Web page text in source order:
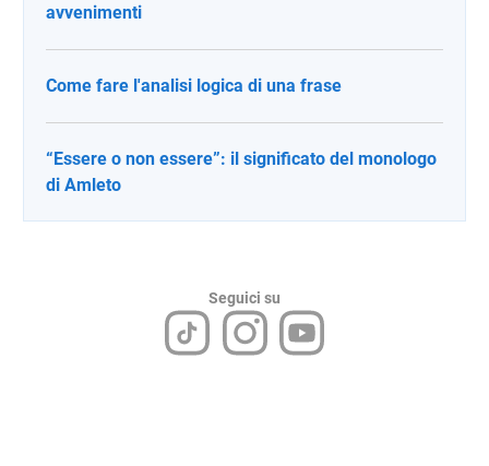
avvenimenti
Come fare l'analisi logica di una frase
“Essere o non essere”: il significato del monologo
di Amleto
Seguici su